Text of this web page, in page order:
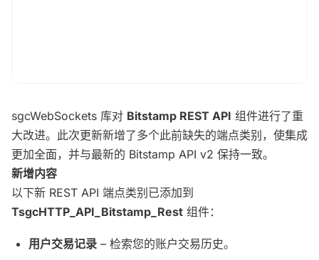
sgcWebSockets 库对 Bitstamp REST API 组件进行了重
大改进。此次更新新增了多个此前缺失的端点类别，使集成
更加全面，并与最新的 Bitstamp API v2 保持一致。
新增内容
以下新 REST API 端点类别已添加到
TsgcHTTP_API_Bitstamp_Rest 组件：
用户交易记录 – 检索您的账户交易历史。